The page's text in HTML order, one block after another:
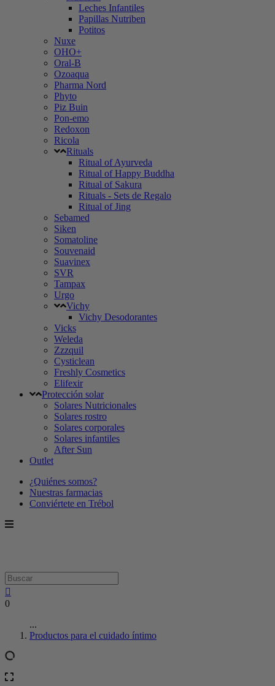
Leches Infantiles
Papillas Nutriben
Potitos
Nuxe
OHO+
Oral-B
Ozoaqua
Pharma Nord
Phyto
Piz Buin
Pon-emo
Redoxon
Ricola
Rituals
Ritual of Ayurveda
Ritual of Happy Buddha
Ritual of Sakura
Rituals - Sets de Regalo
Ritual of Jing
Sebamed
Siken
Somatoline
Souvenaid
Suavinex
SVR
Tampax
Urgo
Vichy
Vichy Desodorantes
Vicks
Weleda
Zzzquil
Cysticlean
Freshly Cosmetics
Elifexir
Protección solar
Solares Nutricionales
Solares rostro
Solares corporales
Solares infantiles
After Sun
Outlet
¿Quiénes somos?
Nuestras farmacias
Conviértete en Trébol
0
...
Productos para el cuidado íntimo